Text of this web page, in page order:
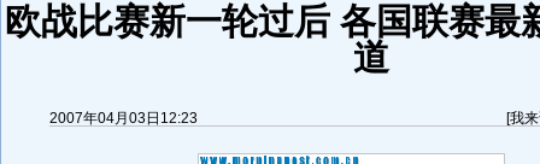
欧战比赛新一轮过后 各国联赛最
道
2007年04月03日12:23 [我